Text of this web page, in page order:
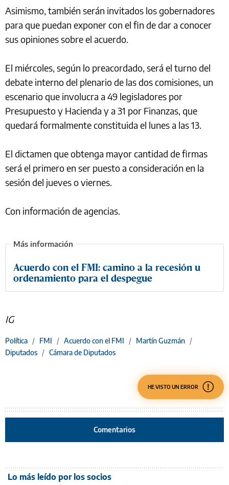
Asimismo, también serán invitados los gobernadores
para que puedan exponer con el fin de dar a conocer
sus opiniones sobre el acuerdo.
El miércoles, según lo preacordado, será el turno del
debate interno del plenario de las dos comisiones, un
escenario que involucra a 49 legisladores por
Presupuesto y Hacienda y a 31 por Finanzas, que
quedará formalmente constituida el lunes a las 13.
El dictamen que obtenga mayor cantidad de firmas
será el primero en ser puesto a consideración en la
sesión del jueves o viernes.
Con información de agencias.
Acuerdo con el FMI: camino a la recesión u
ordenamiento para el despegue
IG
Política / FMI / Acuerdo con el FMI / Martín Guzmán /
Diputados / Cámara de Diputados
HE VISTO UN ERROR
Comentarios
Lo más leído por los socios